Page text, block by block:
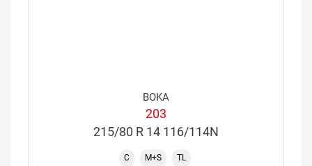
BOKA
203
215/80 R 14 116/114N
C M+S TL